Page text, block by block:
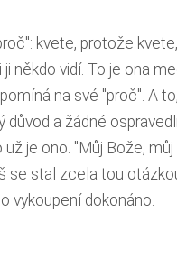
kvete, protože
někdo vidí. To je ona
na své "proč". A
důvod a žádné
je ono. "Můj Bože,
se stal zcela tou
vykoupení dokonáno.